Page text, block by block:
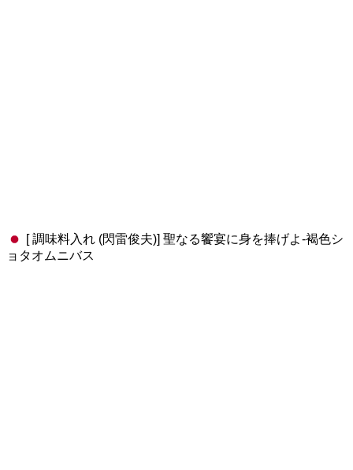
[ 調味料入れ (閃雷俊夫)] 聖なる饗宴に身を捧げよ-褐色シ
ョタオムニバス